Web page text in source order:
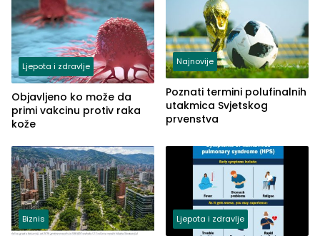
Ljepota i zdravlje
Objavljeno ko može da
primi vakcinu protiv raka
kože
Najnovije
Poznati termini polufinalnih
utakmica Svjetskog
prvenstva
Biznis Ljepota i zdravlje